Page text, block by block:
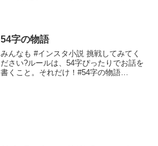
54字の物語
みんなも #インスタ小説 挑戦してみてく
ださい?ルールは、54字ぴったりでお話を
書くこと。それだけ！#54字の物語